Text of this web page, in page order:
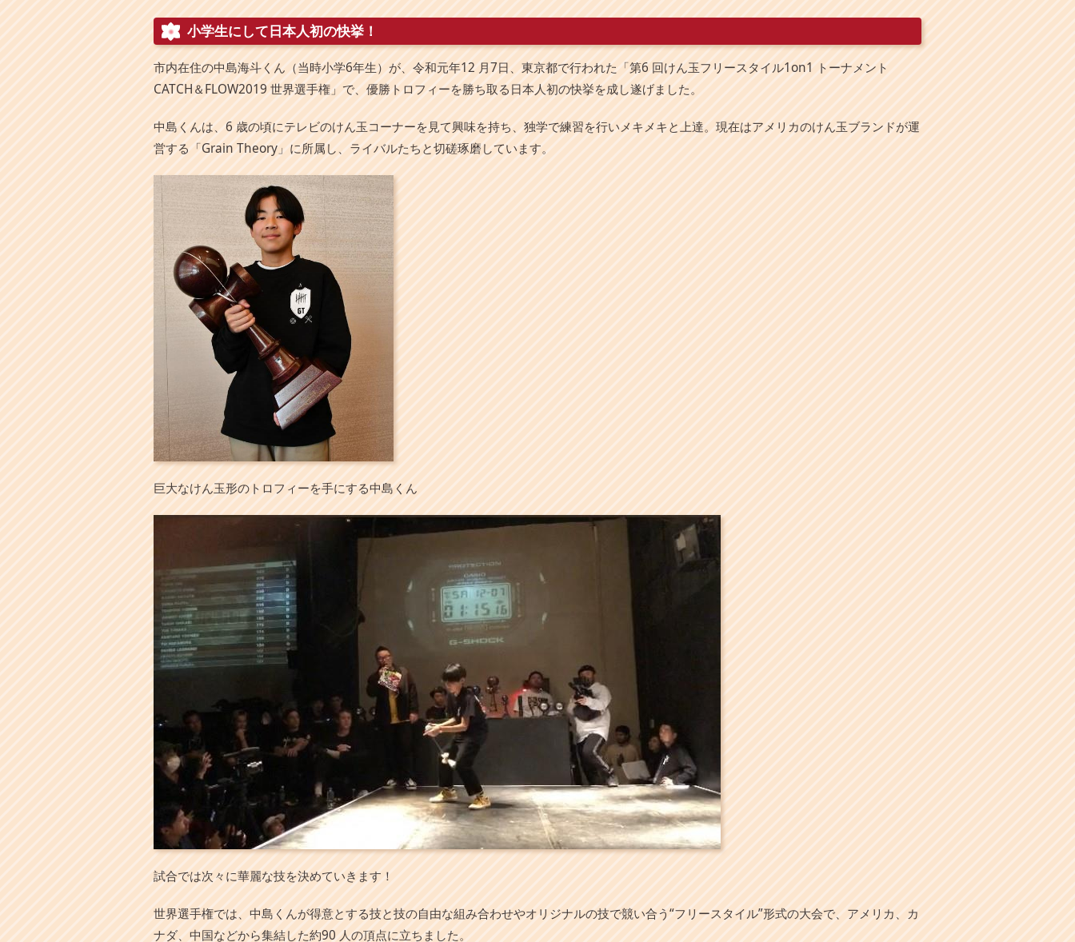
小学生にして日本人初の快挙！
市内在住の中島海斗くん（当時小学6年生）が、令和元年12 月7日、東京都で行われた「第6 回けん玉フリースタイル1on1 トーナメント
CATCH＆FLOW2019 世界選手権」で、優勝トロフィーを勝ち取る日本人初の快挙を成し遂げました。
中島くんは、6 歳の頃にテレビのけん玉コーナーを見て興味を持ち、独学で練習を行いメキメキと上達。現在はアメリカのけん玉ブランドが運
営する「Grain Theory」に所属し、ライバルたちと切磋琢磨しています。
巨大なけん玉形のトロフィーを手にする中島くん
試合では次々に華麗な技を決めていきます！
世界選手権では、中島くんが得意とする技と技の自由な組み合わせやオリジナルの技で競い合う“フリースタイル”形式の大会で、アメリカ、カ
ナダ、中国などから集結した約90 人の頂点に立ちました。